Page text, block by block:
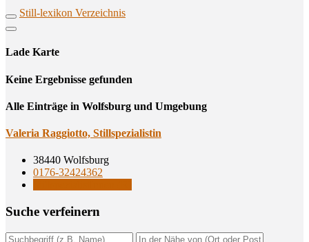
Still-lexikon Verzeichnis
Lade Karte
Кeine Ergebnisse gefunden
Alle Einträge in Wolfsburg und Umgebung
Vale­ria Rag­giot­to, Stillspezialistin
38440 Wolfsburg
0176-32424362
Suche ver­fei­nern